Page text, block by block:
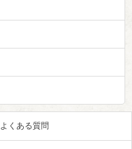
よくある質問